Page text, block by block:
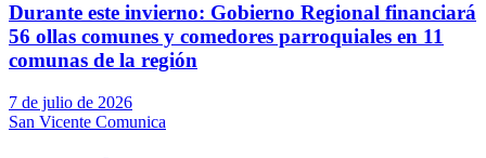
Durante este invierno: Gobierno Regional financiará
56 ollas comunes y comedores parroquiales en 11
comunas de la región
7 de julio de 2026
San Vicente Comunica